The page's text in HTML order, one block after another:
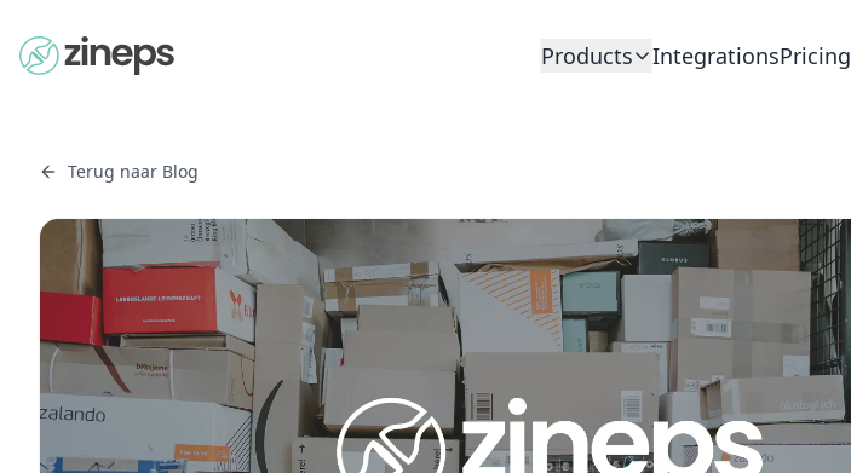
Products IntegrationsPricing
Terug naar Blog